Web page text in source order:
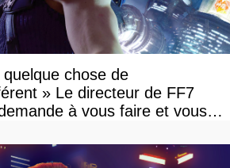
chose de
» Le directeur de FF7
à vous faire et vous